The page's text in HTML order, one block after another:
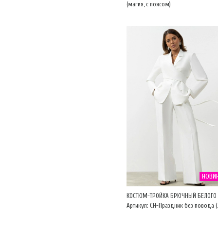
(магия, с поясом)
КОСТЮМ-ТРОЙКА БРЮЧНЫЙ БЕЛОГО
Артикул: CH-Праздник без повода